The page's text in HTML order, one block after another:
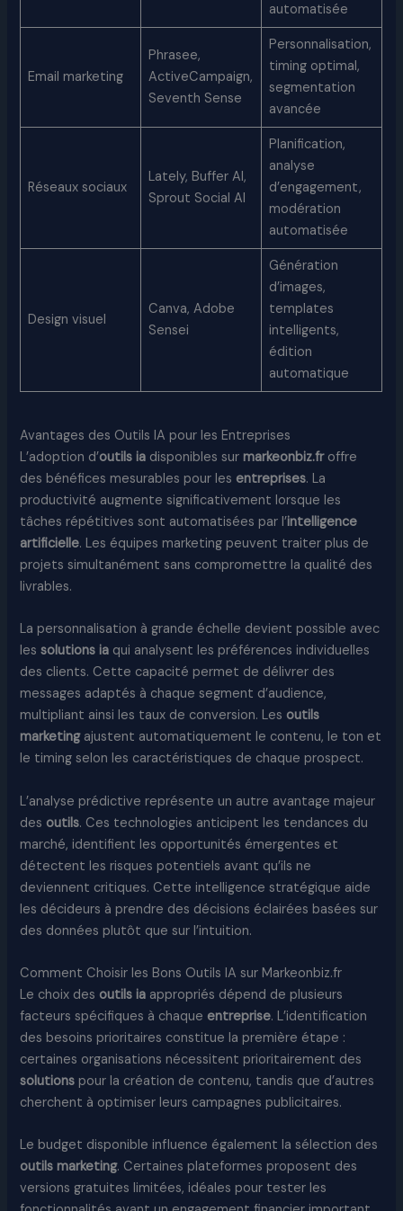
automatisée
Email marketing
Phrasee,
ActiveCampaign,
Seventh Sense
Personnalisation,
timing optimal,
segmentation
avancée
Réseaux sociaux
Lately, Buffer AI,
Sprout Social AI
Planification,
analyse
d’engagement,
modération
automatisée
Design visuel
Canva, Adobe
Sensei
Génération
d’images,
templates
intelligents,
édition
automatique
Avantages des Outils IA pour les Entreprises
L’adoption d’outils ia disponibles surmarkeonbiz.froffre
des bénéfices mesurables pour les entreprises. La
productivité augmente significativement lorsque les
tâches répétitives sont automatisées par l’intelligence
artificielle. Les équipes marketing peuvent traiter plus de
projets simultanément sans compromettre la qualité des
livrables.
La personnalisation à grande échelle devient possible avec
lessolutions ia qui analysent les préférences individuelles
des clients. Cette capacité permet de délivrer des
messages adaptés à chaque segment d’audience,
multipliant ainsi les taux de conversion. Les outils
marketing ajustent automatiquement le contenu, le ton et
le timing selon les caractéristiques de chaque prospect.
L’analyse prédictive représente un autre avantage majeur
des outils. Ces technologies anticipent les tendances du
marché, identifient les opportunités émergentes et
détectent les risques potentiels avant qu’ils ne
deviennent critiques. Cette intelligence stratégique aide
les décideurs à prendre des décisions éclairées basées sur
des données plutôt que sur l’intuition.
Comment Choisir les Bons Outils IA sur Markeonbiz.fr
Le choix des outils ia appropriés dépend de plusieurs
facteurs spécifiques à chaque entreprise. L’identification
des besoins prioritaires constitue la première étape :
certaines organisations nécessitent prioritairement des
solutions pour la création de contenu, tandis que d’autres
cherchent à optimiser leurs campagnes publicitaires.
Le budget disponible influence également la sélection des
outils marketing. Certaines plateformes proposent des
versions gratuites limitées, idéales pour tester les